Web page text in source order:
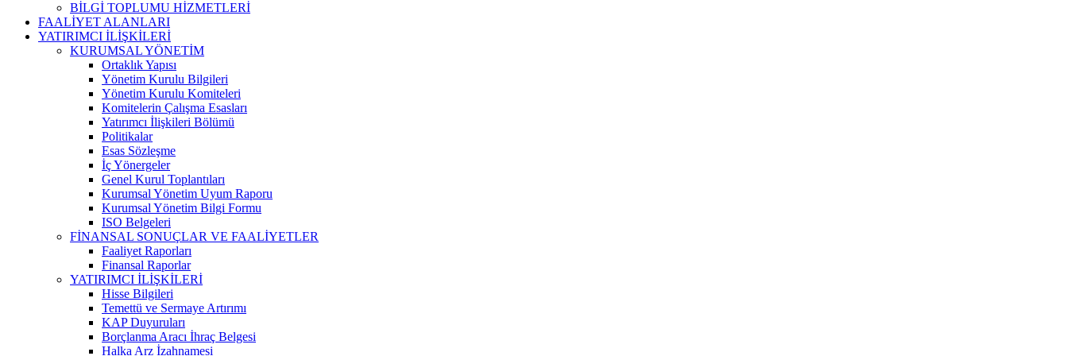
BİLGİ TOPLUMU HİZMETLERİ
FAALİYET ALANLARI
YATIRIMCI İLİŞKİLERİ
KURUMSAL YÖNETİM
Ortaklık Yapısı
Yönetim Kurulu Bilgileri
Yönetim Kurulu Komiteleri
Komitelerin Çalışma Esasları
Yatırımcı İlişkileri Bölümü
Politikalar
Esas Sözleşme
İç Yönergeler
Genel Kurul Toplantıları
Kurumsal Yönetim Uyum Raporu
Kurumsal Yönetim Bilgi Formu
ISO Belgeleri
FİNANSAL SONUÇLAR VE FAALİYETLER
Faaliyet Raporları
Finansal Raporlar
YATIRIMCI İLİŞKİLERİ
Hisse Bilgileri
Temettü ve Sermaye Artırımı
KAP Duyuruları
Borçlanma Aracı İhraç Belgesi
Halka Arz İzahnamesi